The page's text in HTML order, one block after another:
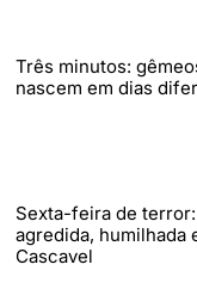
Três minutos:
nascem em dias
Sexta-feira de
agredida, humilhada
Cascavel